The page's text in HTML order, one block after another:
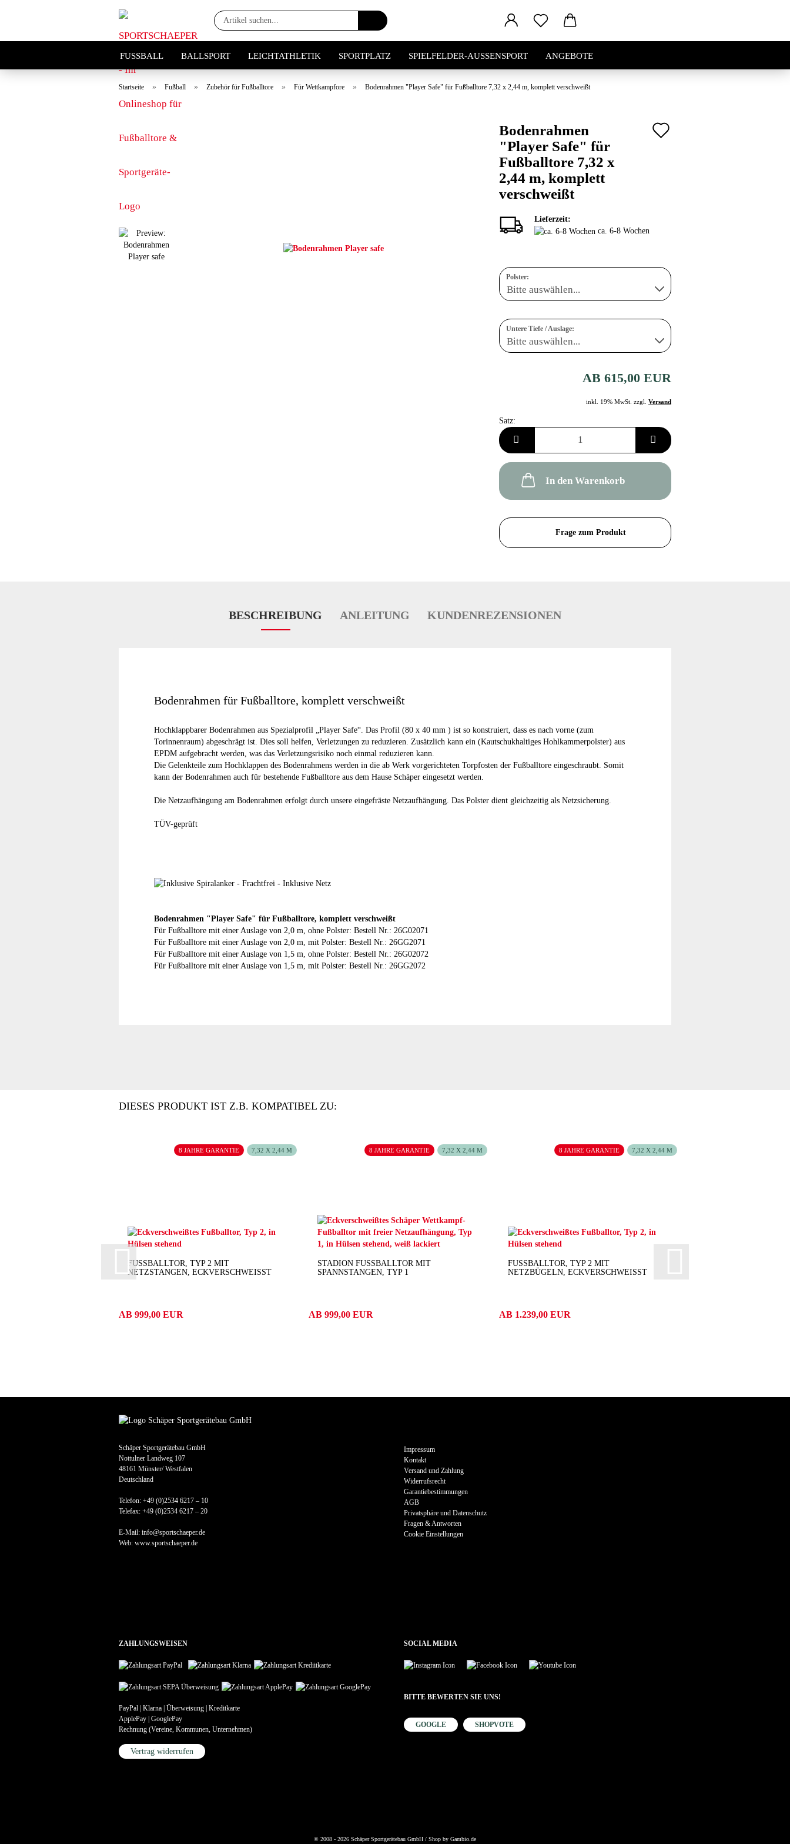
Artikel
suchen...
FUSSBALL BALLSPORT LEICHTATHLETIK SPORTPLATZ SPIELFELDER-AUSSENSPORT ANGEBOTE
Startseite » Fußball » Zubehör für Fußballtore » Für Wettkampfore » Bodenrahmen "Player Safe" für Fußballtore 7,32 x 2,44 m, komplett verschweißt
Bodenrahmen
"Player Safe" für
Fußballtore 7,32 x
2,44 m, komplett
verschweißt
Lieferzeit:
ca. 6-8 Wochen
Polster:
Untere Tiefe / Auslage:
AB 615,00 EUR
inkl. 19% MwSt. zzgl. Versand
Satz:
Satz
In den Warenkorb
Frage zum Produkt
BESCHREIBUNG ANLEITUNG KUNDENREZENSIONEN
Bodenrahmen für Fußballtore, komplett verschweißt
Hochklappbarer Bodenrahmen aus Spezialprofil „Player Safe“. Das Profil (80 x 40 mm ) ist so konstruiert, dass es nach vorne (zum
Torinnenraum) abgeschrägt ist. Dies soll helfen, Verletzungen zu reduzieren. Zusätzlich kann ein (Kautschukhaltiges Hohlkammerpolster) aus
EPDM aufgebracht werden, was das Verletzungsrisiko noch einmal reduzieren kann.
Die Gelenkteile zum Hochklappen des Bodenrahmens werden in die ab Werk vorgerichteten Torpfosten der Fußballtore eingeschraubt. Somit
kann der Bodenrahmen auch für bestehende Fußballtore aus dem Hause Schäper eingesetzt werden.
Die Netzaufhängung am Bodenrahmen erfolgt durch unsere eingefräste Netzaufhängung. Das Polster dient gleichzeitig als Netzsicherung.
TÜV-geprüft
Bodenrahmen "Player Safe" für Fußballtore, komplett verschweißt
Für Fußballtore mit einer Auslage von 2,0 m, ohne Polster: Bestell Nr.: 26G02071
Für Fußballtore mit einer Auslage von 2,0 m, mit Polster: Bestell Nr.: 26GG2071
Für Fußballtore mit einer Auslage von 1,5 m, ohne Polster: Bestell Nr.: 26G02072
Für Fußballtore mit einer Auslage von 1,5 m, mit Polster: Bestell Nr.: 26GG2072
DIESES PRODUKT IST Z.B. KOMPATIBEL ZU:
8 JAHRE GARANTIE 7,32 X 2,44 M
FUSSBALLTOR, TYP 2 MIT N
ETZSTANGEN, ECKVERSCHWEISST
AB 999,00 EUR
8 JAHRE GARANTIE 7,32 X 2,44 M
STADION FUSSBALLTOR MIT S
PANNSTANGEN, TYP 1
AB 999,00 EUR
8 JAHRE GARANTIE 7,32 X 2,44 M
FUSSBALLTOR, TYP 2 MIT N
ETZBÜGELN, ECKVERSCHWEISST
AB 1.239,00 EUR
Schäper Sportgerätebau GmbH
Nottulner Landweg 107
48161 Münster/ Westfalen
Deutschland
Telefon: +49 (0)2534 6217 – 10
Telefax: +49 (0)2534 6217 – 20
E-Mail: info@sportschaeper.de
Web: www.sportschaeper.de
Impressum
Kontakt
Versand und Zahlung
Widerrufsrecht
Garantiebestimmungen
AGB
Privatsphäre und Datenschutz
Fragen & Antworten
Cookie Einstellungen
ZAHLUNGSWEISEN
PayPal | Klarna | Überweisung | Kreditkarte
ApplePay | GooglePay
Rechnung (Vereine, Kommunen, Unternehmen)
Vertrag widerrufen
SOCIAL MEDIA
BITTE BEWERTEN SIE UNS!
GOOGLE SHOPVOTE
© 2008 - 2026 Schäper Sportgerätebau GmbH / Shop by Gambio.de